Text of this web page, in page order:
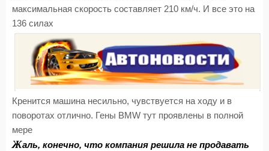
максимальная скорость составляет 210 км/ч. И все это на
136 силах
Кренится машина несильно, чувствуется на ходу и в
поворотах отлично. Гены BMW тут проявлены в полной
мере
Жаль, конечно, что компания решила не продавать